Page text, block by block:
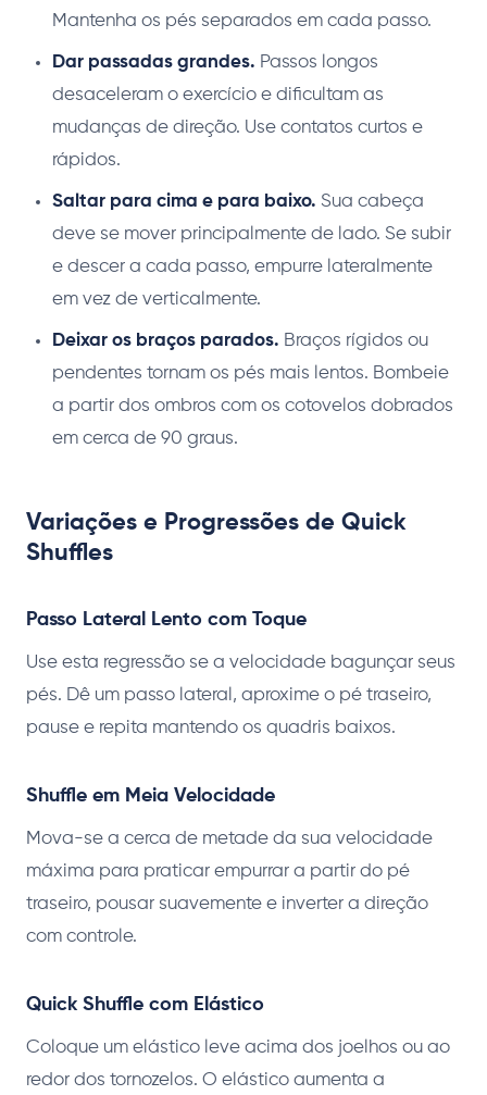
Mantenha os pés separados em cada passo.
Dar passadas grandes. Passos longos
desaceleram o exercício e dificultam as
mudanças de direção. Use contatos curtos e
rápidos.
Saltar para cima e para baixo. Sua cabeça
deve se mover principalmente de lado. Se subir
e descer a cada passo, empurre lateralmente
em vez de verticalmente.
Deixar os braços parados. Braços rígidos ou
pendentes tornam os pés mais lentos. Bombeie
a partir dos ombros com os cotovelos dobrados
em cerca de 90 graus.
Variações e Progressões de Quick
Shuffles
Passo Lateral Lento com Toque
Use esta regressão se a velocidade bagunçar seus
pés. Dê um passo lateral, aproxime o pé traseiro,
pause e repita mantendo os quadris baixos.
Shuffle em Meia Velocidade
Mova-se a cerca de metade da sua velocidade
máxima para praticar empurrar a partir do pé
traseiro, pousar suavemente e inverter a direção
com controle.
Quick Shuffle com Elástico
Coloque um elástico leve acima dos joelhos ou ao
redor dos tornozelos. O elástico aumenta a